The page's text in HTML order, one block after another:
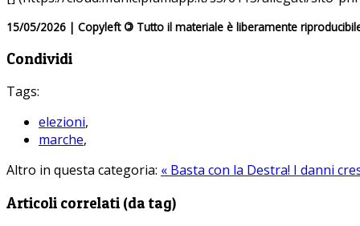
15/05/2026 | Copyleft © Tutto il materiale è liberamente
Condividi
Tags:
elezioni,
marche,
Altro in questa categoria: « Basta con la Destra! I danni
Articoli correlati (da tag)